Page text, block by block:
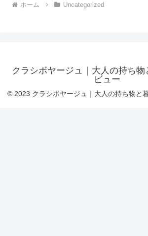
ホーム Uncategorized
クラシボヤージュ｜大人の持ち物
ビュー
© 2023 クラシボヤージュ｜大人の持ち物と